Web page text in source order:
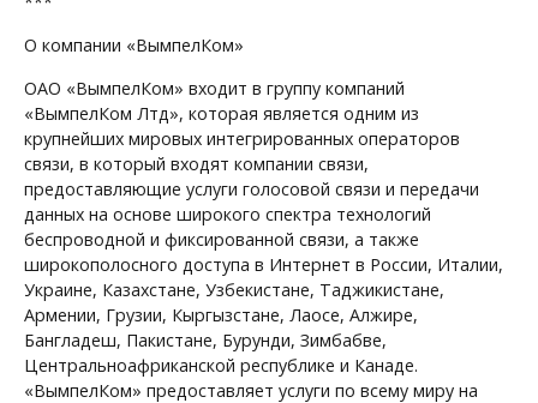
О компании «ВымпелКом»
ОАО «ВымпелКом» входит в группу компаний
«ВымпелКом Лтд», которая является одним из
крупнейших мировых интегрированных операторов
связи, в который входят компании связи,
предоставляющие услуги голосовой связи и передачи
данных на основе широкого спектра технологий
беспроводной и фиксированной связи, а также
широкополосного доступа в Интернет в России, Италии,
Украине, Казахстане, Узбекистане, Таджикистане,
Армении, Грузии, Кыргызстане, Лаосе, Алжире,
Бангладеш, Пакистане, Бурунди, Зимбабве,
Центральноафриканской республике и Канаде.
«ВымпелКом» предоставляет услуги по всему миру на